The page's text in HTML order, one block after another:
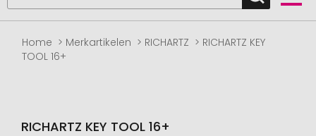
Home Merkartikelen RICHARTZ
RICHARTZ KEY
TOOL 16+
RICHARTZ KEY TOOL 16+